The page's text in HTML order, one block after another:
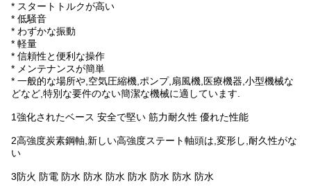
* スタートトルクが高い
* 低騒音
* わずかな振動
* 軽量
* 信頼性と便利な操作
* メンテナンスが簡単
* 一般的な場所や,空気圧縮機,ポンプ,扇風機,医療機器,小型機械な
どなど,特別な要件のない簡潔な機械に適しています.
1強化されたベース 安全で堅い 筋力耐久性 優れた性能
2高強度炭素鋼軸,新しい高強度ステート軸頭は,変形し,耐久性がな
い
3防火 防電 防水 防水 防水 防水 防水 防水 防水